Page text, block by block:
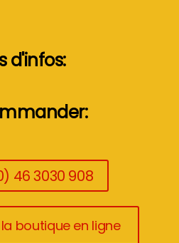
d'infos:
46 3030 908
boutique en ligne